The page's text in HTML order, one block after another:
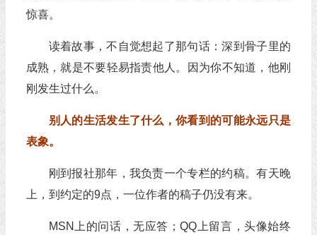
惊喜。
读着故事，不自觉想起了那句话：深到骨子里的
成熟，就是不要轻易指责他人。因为你不知道，他刚
刚发生过什么。
别人的生活发生了什么，你看到的可能永远只是
表象。
刚到报社那年，我负责一个专栏的约稿。有天晚
上，到约定的9点，一位作者的稿子仍没有来。
MSN上的问话，无应答；QQ上留言，头像始终